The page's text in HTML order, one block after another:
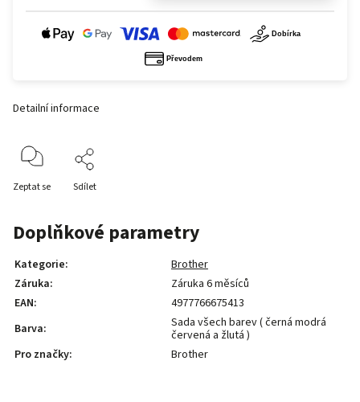
Detailní informace
Zeptat se Sdílet
Doplňkové parametry
Kategorie:
Brother
Záruka:
Záruka 6 měsíců
EAN:
4977766675413
Barva:
Sada všech barev ( černá modrá
červená a žlutá )
Pro značky: Brother